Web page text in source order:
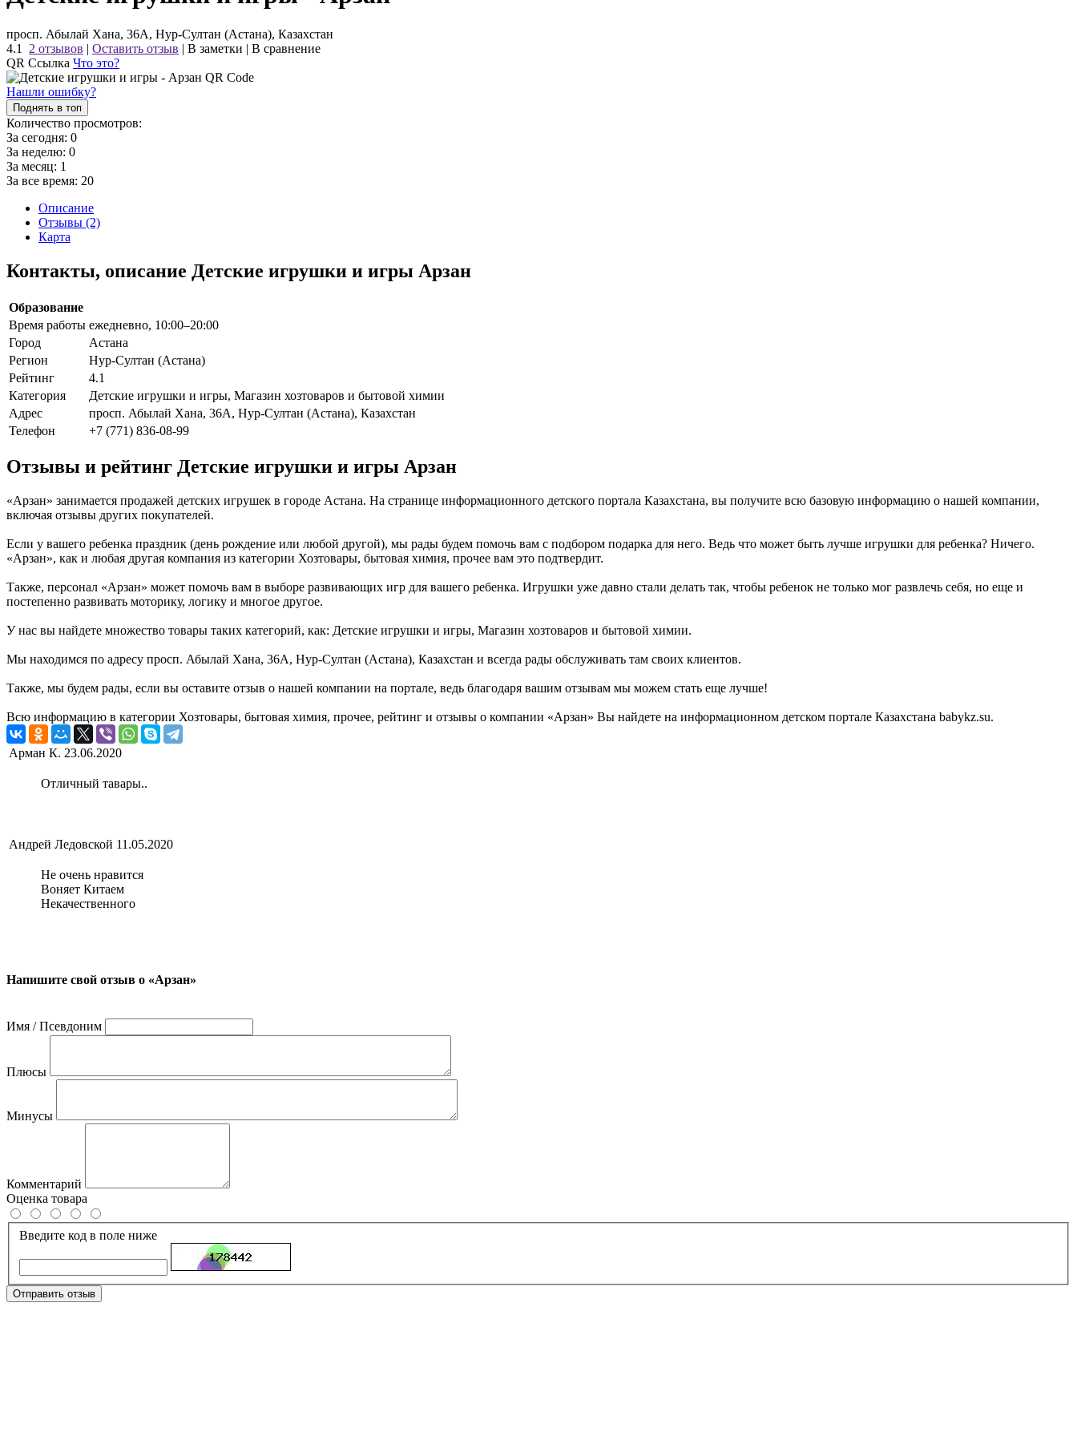
просп. Абылай Хана, 36А, Нур-Султан (Астана), Казахстан
4.1
2 отзывов | Оставить отзыв | В заметки | В сравнение
QR Ссылка Что это?
Нашли ошибку?
Поднять в топ
Количество просмотров:
За сегодня: 0
За неделю: 0
За месяц: 1
За все время: 20
Описание
Отзывы (2)
Карта
Контакты, описание Детские игрушки и игры Арзан
Образование
Время работы ежедневно, 10:00–20:00
Город
Астана
Регион
Нур-Султан (Астана)
Рейтинг
4.1
Категория
Детские игрушки и игры, Магазин хозтоваров и бытовой химии
Адрес
просп. Абылай Хана, 36А, Нур-Султан (Астана), Казахстан
Телефон
+7 (771) 836-08-99
Отзывы и рейтинг Детские игрушки и игры Арзан
«Арзан» занимается продажей детских игрушек в городе Астана. На странице информационного детского портала Казахстана, вы получите всю базовую информацию о нашей компании,
включая отзывы других покупателей.
Если у вашего ребенка праздник (день рождение или любой другой), мы рады будем помочь вам с подбором подарка для него. Ведь что может быть лучше игрушки для ребенка? Ничего.
«Арзан», как и любая другая компания из категории Хозтовары, бытовая химия, прочее вам это подтвердит.
Также, персонал «Арзан» может помочь вам в выборе развивающих игр для вашего ребенка. Игрушки уже давно стали делать так, чтобы ребенок не только мог развлечь себя, но еще и
постепенно развивать моторику, логику и многое другое.
У нас вы найдете множество товары таких категорий, как: Детские игрушки и игры, Магазин хозтоваров и бытовой химии.
Мы находимся по адресу просп. Абылай Хана, 36А, Нур-Султан (Астана), Казахстан и всегда рады обслуживать там своих клиентов.
Также, мы будем рады, если вы оставите отзыв о нашей компании на портале, ведь благодаря вашим отзывам мы можем стать еще лучше!
Всю информацию в категории Хозтовары, бытовая химия, прочее, рейтинг и отзывы о компании «Арзан» Вы найдете на информационном детском портале Казахстана babykz.su.
Арман К. 23.06.2020
Отличный тавары..
Андрей Ледовской 11.05.2020
Не очень нравится
Воняет Китаем
Некачественного
Напишите свой отзыв о «Арзан»
Имя / Псевдоним
Плюсы
Минусы
Комментарий
Оценка товара
Введите код в поле ниже
Отправить отзыв